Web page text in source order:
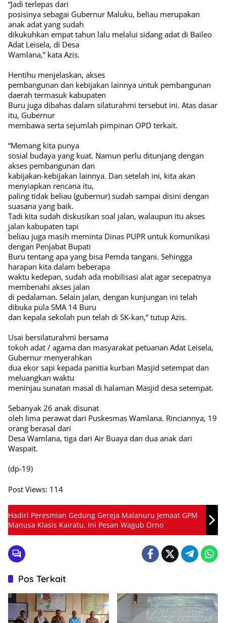
“Jadi terlepas dari
posisinya sebagai Gubernur Maluku, beliau merupakan
anak adat yang sudah
dikukuhkan empat tahun lalu melalui sidang adat di Baileo
Adat Leisela, di Desa
Wamlana,” kata Azis.
Hentihu menjelaskan, akses
pembangunan dan kebijakan lainnya untuk pembangunan
daerah termasuk kabupaten
Buru juga dibahas dalam silaturahmi tersebut ini. Atas dasar
itu, Gubernur
membawa serta sejumlah pimpinan OPD terkait.
“Memang kita punya
sosial budaya yang kuat. Namun perlu ditunjang dengan
akses pembangunan dan
kabijakan-kebijakan lainnya. Dan setelah ini, kita akan
menyiapkan rencana itu,
paling tidak beliau (gubernur) sudah sampai disini dengan
suasana yang baik.
Tadi kita sudah diskusikan soal jalan, walaupun itu akses
jalan kabupaten tapi
beliau juga masih meminta Dinas PUPR untuk komunikasi
dengan Penjabat Bupati
Buru tentang apa yang bisa Pemda tangani. Sehingga
harapan kita dalam beberapa
waktu kedepan, sudah ada mobilisasi alat agar secepatnya
membenahi akses jalan
di pedalaman. Selain jalan, dengan kunjungan ini telah
dibuka pula SMA 14 Buru
dan kepala sekolah pun telah di SK-kan,” tutup Azis.
Usai bersilaturahmi bersama
tokoh adat / agama dan masyarakat petuanan Adat Leisela,
Gubernur menyerahkan
dua ekor sapi kepada panitia kurban Masjid setempat dan
meluangkan waktu
meninjau sunatan masal di halaman Masjid desa setempat.
Sebanyak 26 anak disunat
oleh lima perawat dari Puskesmas Wamlana. Rinciannya, 19
orang berasal dari
Desa Wamlana, tiga dari Air Buaya dan dua anak dari
Waspait.
(dp-19)
Post Views: 114
Hadiri Peresmian Gedung Gereja Malanuru Jemaat GPM
Manusa Klasis Kairatu, Ini Pesan Wagub Orno
Pos Terkait